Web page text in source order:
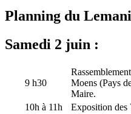
Planning du
Samedi 2 juin :
9 h30
Moens (Pays
Maire.
10h à 11h
Exposition des